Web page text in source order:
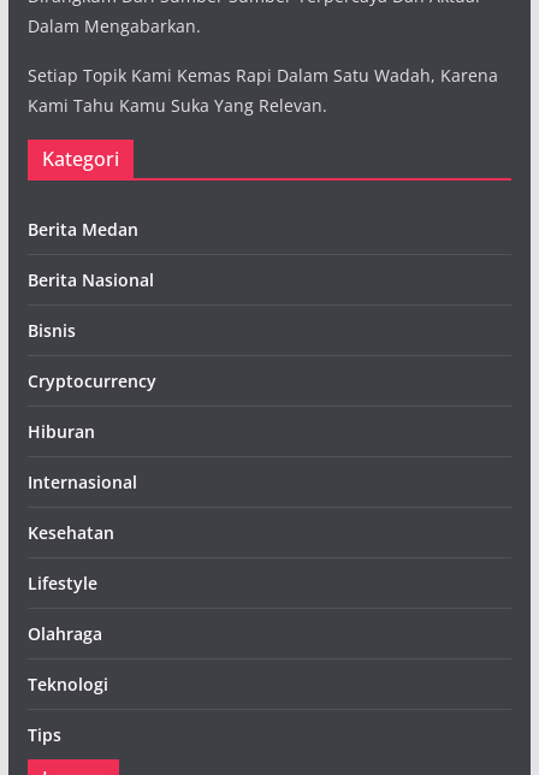
Dalam Mengabarkan.
Setiap Topik Kami Kemas Rapi Dalam Satu Wadah, Karena
Kami Tahu Kamu Suka Yang Relevan.
Kategori
Berita Medan
Berita Nasional
Bisnis
Cryptocurrency
Hiburan
Internasional
Kesehatan
Lifestyle
Olahraga
Teknologi
Tips